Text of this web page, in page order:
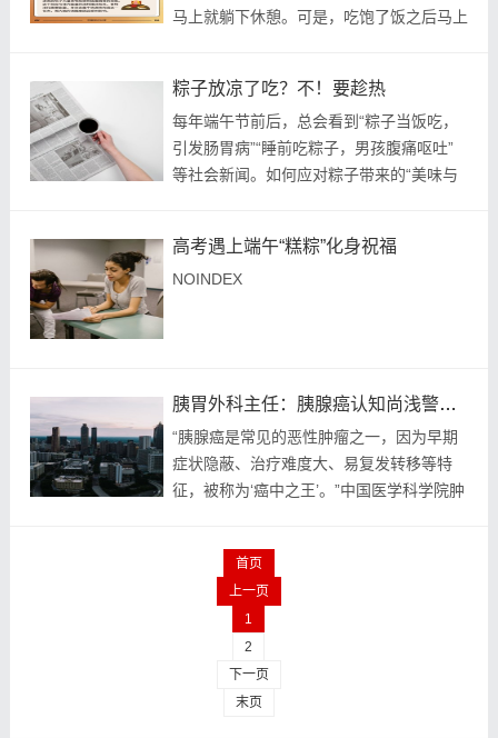
马上就躺下休憩。可是，吃饱了饭之后马上
文章将会为...
粽子放凉了吃？不！要趁热
每年端午节前后，总会看到“粽子当饭吃，
引发肠胃病”“睡前吃粽子，男孩腹痛呕吐”
等社会新闻。如何应对粽子带来的“美味与
可能...
高考遇上端午“糕粽”化身祝福
NOINDEX
胰胃外科主任：胰腺癌认知尚浅警惕性不足
“胰腺癌是常见的恶性肿瘤之一，因为早期
症状隐蔽、治疗难度大、易复发转移等特
征，被称为‘癌中之王’。”中国医学科学院肿
一是相较...首页
上一页
1
2
下一页
末页